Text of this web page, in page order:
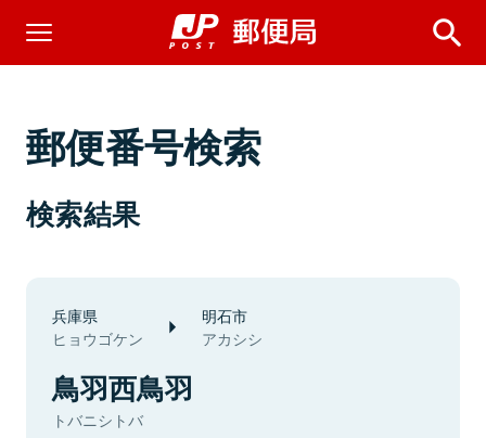
郵便番号検索
検索結果
兵庫県
ヒョウゴケン
明石市
アカシシ
鳥羽西鳥羽
トバニシトバ